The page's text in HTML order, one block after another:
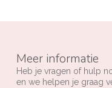
Meer informatie
Heb je vragen of hulp
en we helpen je graag